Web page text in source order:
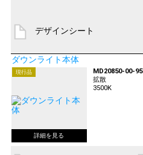
デザインシート
ダウンライト本体
現行品
MD20850-00-95
拡散
3500K